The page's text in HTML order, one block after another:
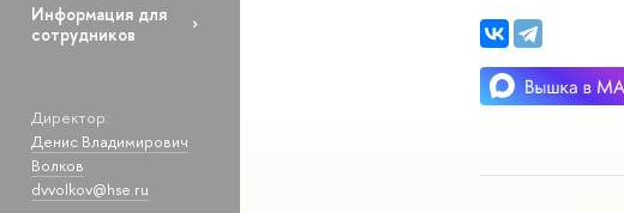
Информация для
сотрудников
Директор:
Денис Владимирович
Волков
dvvolkov@hse.ru